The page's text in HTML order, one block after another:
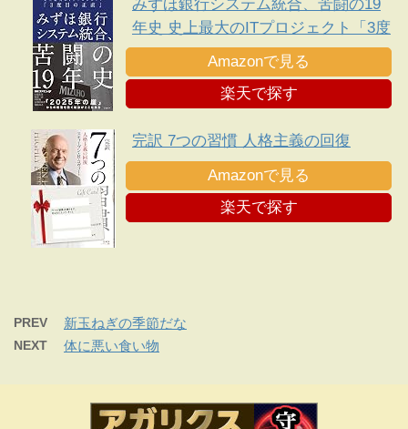
みずほ銀行システム統合、苦闘の19
年史 史上最大のITプロジェクト「3度
目の正直」
Amazonで見る
楽天で探す
完訳 7つの習慣 人格主義の回復
Amazonで見る
楽天で探す
PREV 新玉ねぎの季節だな
NEXT 体に悪い食い物